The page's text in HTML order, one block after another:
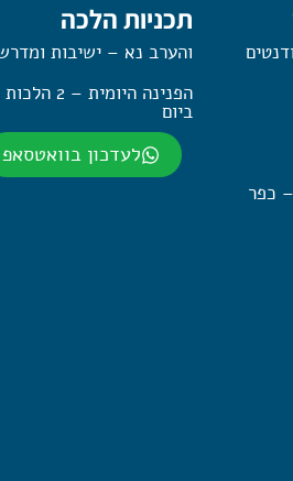
כפר
תכניות הלכה
והערב נא – ישיבות
הפנינה היומית – 2 הלכות
ביום
לעדכון בוואטסאפ